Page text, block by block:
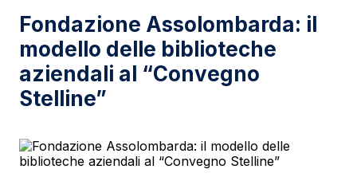
Fondazione Assolombarda: il
modello delle biblioteche
aziendali al “Convegno
Stelline”